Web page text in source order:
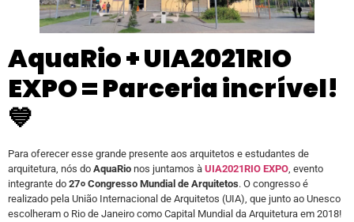
AquaRio + UIA2021RIO
EXPO = Parceria incrível!
💙
Para oferecer esse grande presente aos arquitetos e estudantes de
arquitetura, nós do AquaRio nos juntamos à UIA2021RIO EXPO, evento
integrante do 27० Congresso Mundial de Arquitetos. O congresso é
realizado pela União Internacional de Arquitetos (UIA), que junto ao Unesco
escolheram o Rio de Janeiro como Capital Mundial da Arquitetura em 2018!